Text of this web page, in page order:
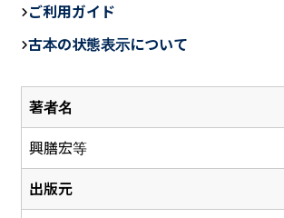
著者名
興膳宏等
出版元
e
b
o
o
ご利用ガイド
古本の状態表示について